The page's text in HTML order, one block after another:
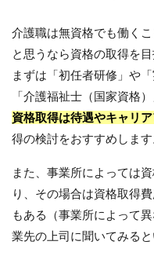
介護職は無資格でも働く
と思うなら資格の取得を目
まずは「初任者研修」や
「介護福祉士（国家資格
資格取得は待遇やキャリ
得の検討をおすすめします
また、事業所によっては
り、その場合は資格取得
もある（事業所によって
業先の上司に聞いてみると